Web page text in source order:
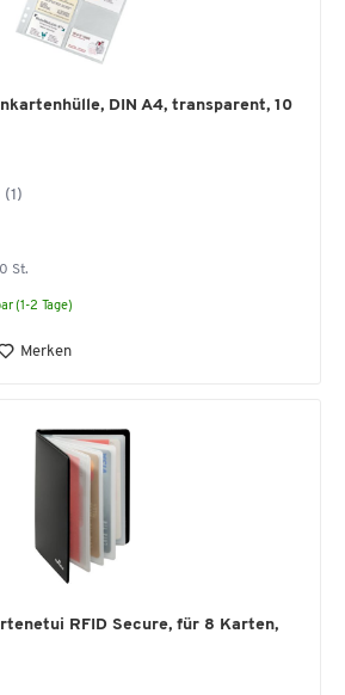
DIN A4, transparent, 10
(1)
St.
(1-2 Tage)
Merken
RFID Secure, für 8 Karten,